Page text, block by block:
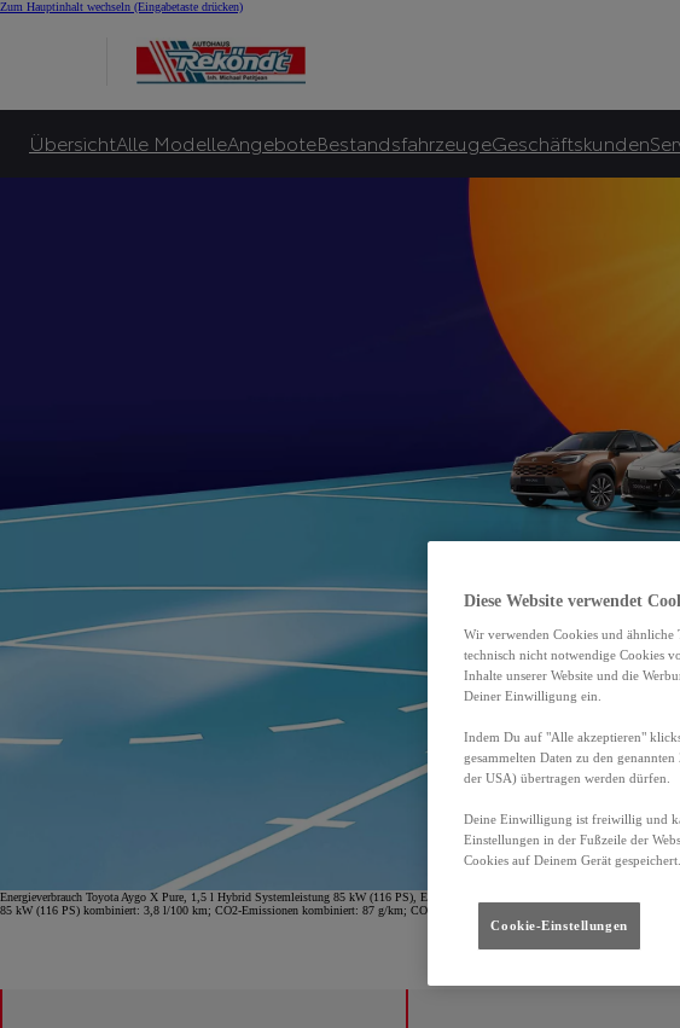
Zum Hauptinhalt wechseln (Eingabetaste drücken)
ÜbersichtAlle ModelleAngeboteBestandsfahrzeugeGeschäftskunden
Viele Toyota Hybrid-Leasingangebote für Privatkunden ab 145 €¹⁰ monatlicher Leasingrate.
Energieverbrauch Toyota Aygo X Pure, 1,5 l Hybrid Systemleistung 85 kW (116 PS), Energieverbrauch (kombiniert) 3,7 l/100 km;
85 kW (116 PS) kombiniert: 3,8 l/100 km; CO2-Emissionen kombiniert: 87 g/km; CO2-Klasse B.
Diese Website verwendet
Wir verwenden Cookies und ähnliche
technisch nicht notwendige Cookies
Inhalte unserer Website und die
Deiner Einwilligung ein.
Indem Du auf "Alle akzeptieren"
gesammelten Daten zu den
der USA) übertragen werden dürfen.
Deine Einwilligung ist freiwillig und
Einstellungen in der Fußzeile der
Cookies auf Deinem Gerät gespeichert.
Cookie-Einstellungen